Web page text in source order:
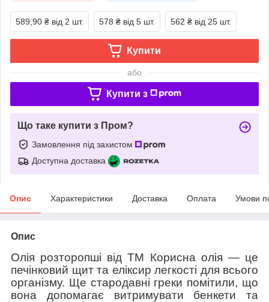
589,90 ₴ від 2 шт. 578 ₴ від 5 шт. 562 ₴ від 25 шт.
Купити
або
Купити з
Що таке купити з Пром?
Замовлення під захистом
Доступна доставка
Опис Характеристики Доставка Оплата Умови
Опис
Олія розторопші від ТМ Корисна олія — це
печінковий щит та еліксир легкості для всього
організму. Ще стародавні греки помітили, що
вона допомагає витримувати бенкети та